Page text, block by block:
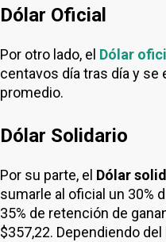
Dólar Oficial
Por otro lado, el Dólar
centavos día tras día y se
promedio.
Dólar Solidario
Por su parte, el Dólar
sumarle al oficial un 30%
35% de retención de
$357,22. Dependiendo